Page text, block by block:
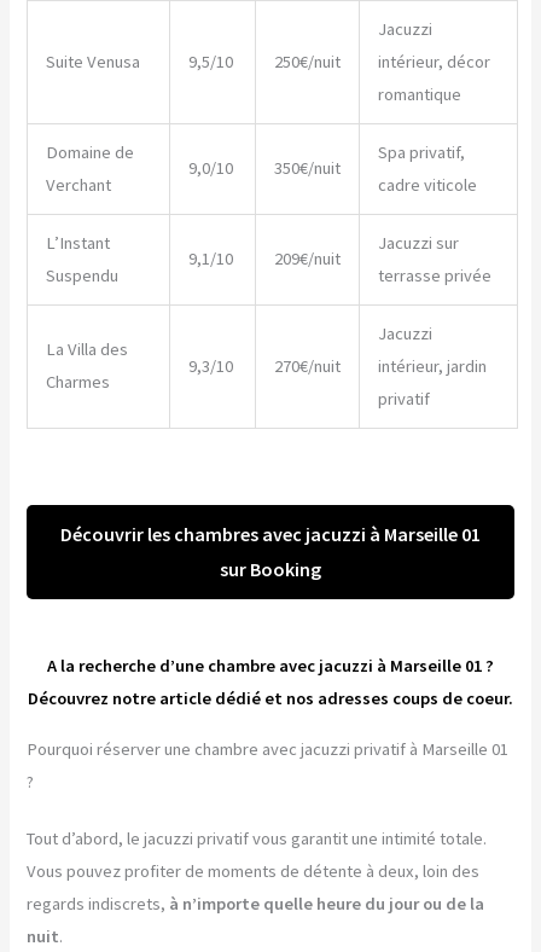
Suite Venusa 9,5/10 250€/nuit
Jacuzzi
intérieur, décor
romantique
Domaine de
Verchant
9,0/10 350€/nuit
Spa privatif,
cadre viticole
L’Instant
Suspendu
9,1/10 209€/nuit
Jacuzzi sur
terrasse privée
La Villa des
Charmes
9,3/10 270€/nuit
Jacuzzi
intérieur, jardin
privatif
Découvrir les chambres avec jacuzzi à Marseille 01
sur Booking
A la recherche d’une chambre avec jacuzzi à Marseille 01 ?
Découvrez notre article dédié et nos adresses coups de coeur.
Pourquoi réserver une chambre avec jacuzzi privatif à Marseille 01
?
Tout d’abord, le jacuzzi privatif vous garantit une intimité totale.
Vous pouvez profiter de moments de détente à deux, loin des
regards indiscrets, à n’importe quelle heure du jour ou de la
nuit.